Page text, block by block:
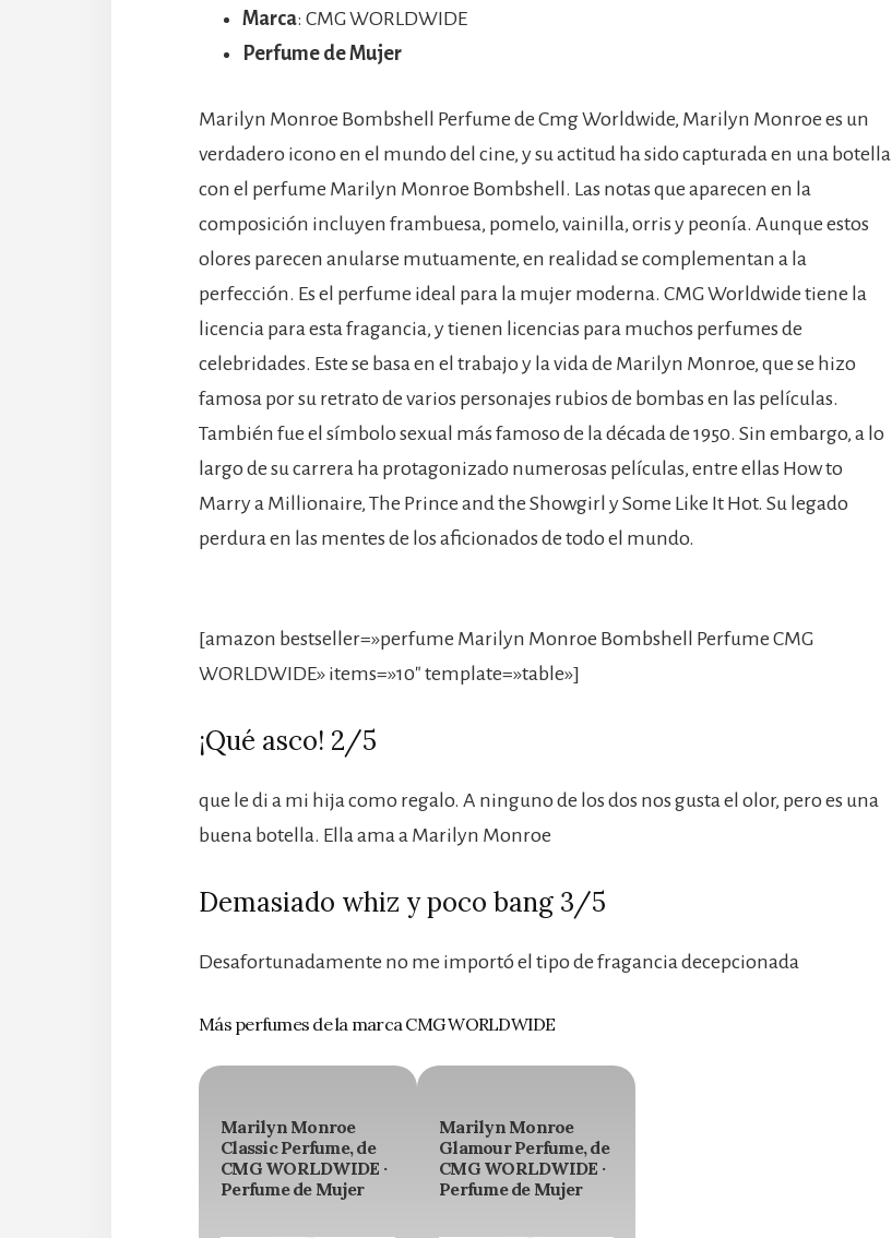
Marca: CMG WORLDWIDE
Perfume de Mujer
Marilyn Monroe Bombshell Perfume de Cmg Worldwide, Marilyn Monroe es un
verdadero icono en el mundo del cine, y su actitud ha sido capturada en una botella
con el perfume Marilyn Monroe Bombshell. Las notas que aparecen en la
composición incluyen frambuesa, pomelo, vainilla, orris y peonía. Aunque estos
olores parecen anularse mutuamente, en realidad se complementan a la
perfección. Es el perfume ideal para la mujer moderna. CMG Worldwide tiene la
licencia para esta fragancia, y tienen licencias para muchos perfumes de
celebridades. Este se basa en el trabajo y la vida de Marilyn Monroe, que se hizo
famosa por su retrato de varios personajes rubios de bombas en las películas.
También fue el símbolo sexual más famoso de la década de 1950. Sin embargo, a lo
largo de su carrera ha protagonizado numerosas películas, entre ellas How to
Marry a Millionaire, The Prince and the Showgirl y Some Like It Hot. Su legado
perdura en las mentes de los aficionados de todo el mundo.
[amazon bestseller=»perfume Marilyn Monroe Bombshell Perfume CMG
WORLDWIDE» items=»10″ template=»table»]
¡Qué asco! 2/5
que le di a mi hija como regalo. A ninguno de los dos nos gusta el olor, pero es una
buena botella. Ella ama a Marilyn Monroe
Demasiado whiz y poco bang 3/5
Desafortunadamente no me importó el tipo de fragancia decepcionada
Más perfumes de la marca CMG WORLDWIDE
Marilyn Monroe
Classic Perfume, de
CMG WORLDWIDE ·
Perfume de Mujer
Marilyn Monroe
Glamour Perfume, de
CMG WORLDWIDE ·
Perfume de Mujer